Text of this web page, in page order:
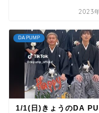
2023
DA PUMP
1/1(日)きょうのDA